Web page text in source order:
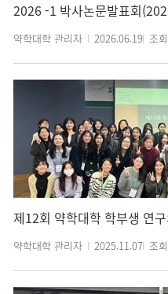
2026 -1 박사논문발표회
약학대학 관리자 2026.06.19 조
제12회 약학대학 학부생 연
약학대학 관리자 2025.11.07 조